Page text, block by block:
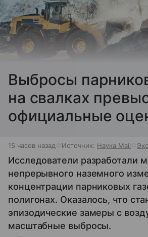
Выбросы
на свалках
официальные
15 часов назад Источник: Наука Mail
Исследователи разработали
непрерывного наземного
концентрации парниковых
полигонах. Оказалось, что
эпизодические замеры с
масштабные выбросы.